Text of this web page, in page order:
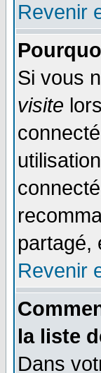
Revenir
Si vous
visite
partagé,
Revenir
la liste
Dans